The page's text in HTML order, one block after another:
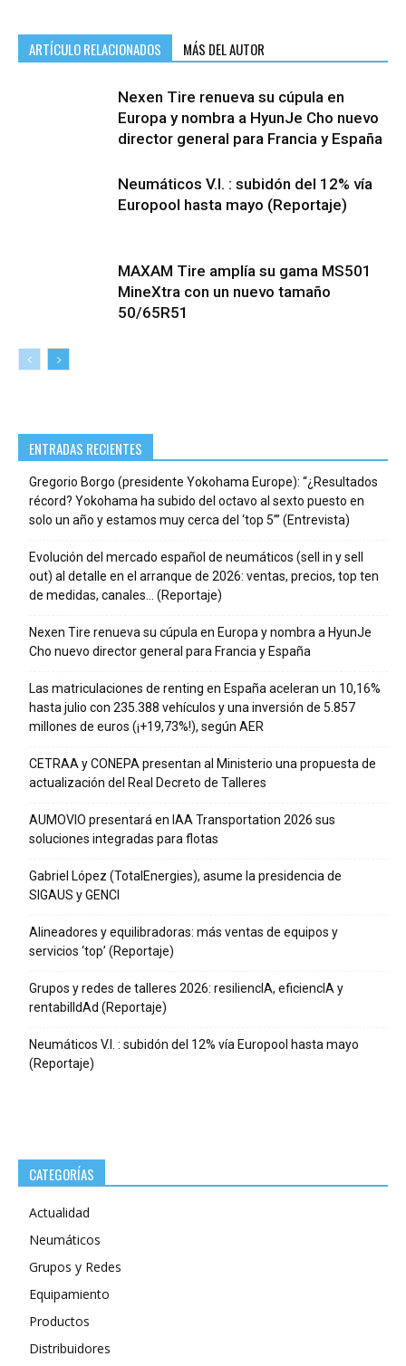
ARTÍCULO RELACIONADOS MÁS DEL AUTOR
Nexen Tire renueva su cúpula en
Europa y nombra a HyunJe Cho nuevo
director general para Francia y España
Neumáticos V.I. : subidón del 12% vía
Europool hasta mayo (Reportaje)
MAXAM Tire amplía su gama MS501
MineXtra con un nuevo tamaño
50/65R51
ENTRADAS RECIENTES
Gregorio Borgo (presidente Yokohama Europe): “¿Resultados
récord? Yokohama ha subido del octavo al sexto puesto en
solo un año y estamos muy cerca del ‘top 5’” (Entrevista)
Evolución del mercado español de neumáticos (sell in y sell
out) al detalle en el arranque de 2026: ventas, precios, top ten
de medidas, canales… (Reportaje)
Nexen Tire renueva su cúpula en Europa y nombra a HyunJe
Cho nuevo director general para Francia y España
Las matriculaciones de renting en España aceleran un 10,16%
hasta julio con 235.388 vehículos y una inversión de 5.857
millones de euros (¡+19,73%!), según AER
CETRAA y CONEPA presentan al Ministerio una propuesta de
actualización del Real Decreto de Talleres
AUMOVIO presentará en IAA Transportation 2026 sus
soluciones integradas para flotas
Gabriel López (TotalEnergies), asume la presidencia de
SIGAUS y GENCI
Alineadores y equilibradoras: más ventas de equipos y
servicios ‘top’ (Reportaje)
Grupos y redes de talleres 2026: resiliencIA, eficiencIA y
rentabilIdAd (Reportaje)
Neumáticos V.I. : subidón del 12% vía Europool hasta mayo
(Reportaje)
CATEGORÍAS
Actualidad
Neumáticos
Grupos y Redes
Equipamiento
Productos
Distribuidores